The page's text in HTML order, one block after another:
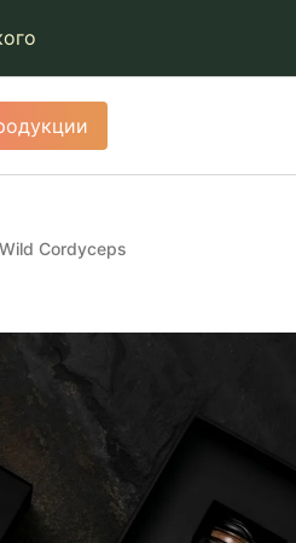
Wild Cordyceps